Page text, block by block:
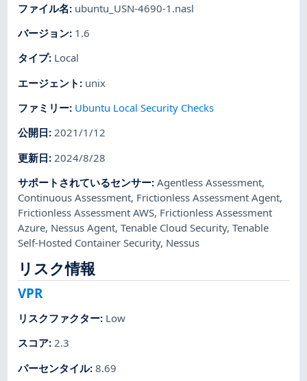
ファイル名: ubuntu_USN-4690-1.nasl
バージョン: 1.6
タイプ: Local
エージェント : unix
ファミリー: Ubuntu Local Security Checks
公開日:2021/1/12
更新日: 2024/8/28
サポートされているセンサー:Agentless Assessment,
Continuous Assessment, Frictionless Assessment Agent,
Frictionless Assessment AWS, Frictionless Assessment
Azure, Nessus Agent,Tenable Cloud Security,Tenable
Self-Hosted Container Security, Nessus
リスク情報
VPR
リスクファクター: Low
スコア:2.3
パーセンタイル:8.69